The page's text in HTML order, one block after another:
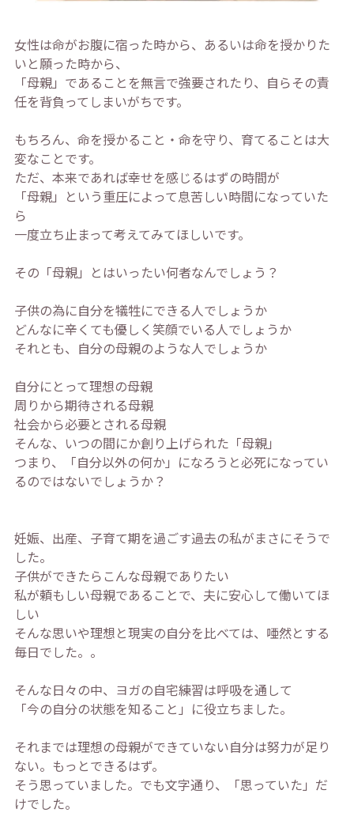
女性は命がお腹に宿った時から、あるいは命を授かりた
いと願った時から、
「母親」であることを無言で強要されたり、自らその責
任を背負ってしまいがちです。
もちろん、命を授かること・命を守り、育てることは大
変なことです。
ただ、本来であれば幸せを感じるはずの時間が
「母親」という重圧によって息苦しい時間になっていた
ら
一度立ち止まって考えてみてほしいです。
その「母親」とはいったい何者なんでしょう？
子供の為に自分を犠牲にできる人でしょうか
どんなに辛くても優しく笑顔でいる人でしょうか
それとも、自分の母親のような人でしょうか
自分にとって理想の母親
周りから期待される母親
社会から必要とされる母親
そんな、いつの間にか創り上げられた「母親」
つまり、「自分以外の何か」になろうと必死になってい
るのではないでしょうか？
妊娠、出産、子育て期を過ごす過去の私がまさにそうで
した。
子供ができたらこんな母親でありたい
私が頼もしい母親であることで、夫に安心して働いてほ
しい
そんな思いや理想と現実の自分を比べては、唖然とする
毎日でした。。
そんな日々の中、ヨガの自宅練習は呼吸を通して
「今の自分の状態を知ること」に役立ちました。
それまでは理想の母親ができていない自分は努力が足り
ない。もっとできるはず。
そう思っていました。でも文字通り、「思っていた」だ
けでした。